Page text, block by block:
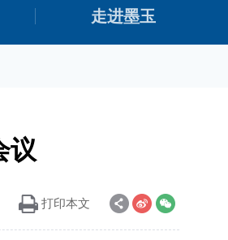
走进墨玉
议
打印本文